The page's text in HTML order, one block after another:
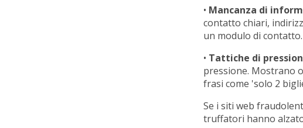
• Mancanza di
contatto chiari,
un modulo di contatto.
• Tattiche di
pressione. Mostrano
frasi come 'solo 2
Se i siti web
truffatori hanno